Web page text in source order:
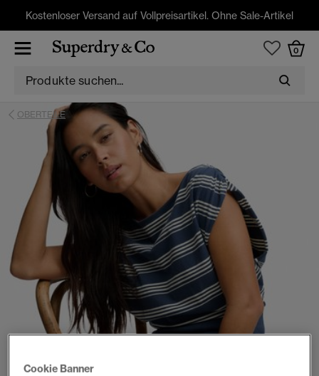
Kostenloser Versand auf Vollpreisartikel. Ohne Sale-Artikel
0
OBERTEILE
Cookie Banner